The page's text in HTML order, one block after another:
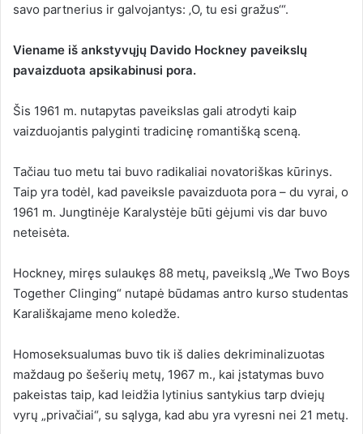
savo partnerius ir galvojantys: ‚O, tu esi gražus‘“.
Viename iš ankstyvųjų Davido Hockney paveikslų
pavaizduota apsikabinusi pora.
Šis 1961 m. nutapytas paveikslas gali atrodyti kaip
vaizduojantis palyginti tradicinę romantišką sceną.
Tačiau tuo metu tai buvo radikaliai novatoriškas kūrinys.
Taip yra todėl, kad paveiksle pavaizduota pora – du vyrai, o
1961 m. Jungtinėje Karalystėje būti gėjumi vis dar buvo
neteisėta.
Hockney, miręs sulaukęs 88 metų, paveikslą „We Two Boys
Together Clinging“ nutapė būdamas antro kurso studentas
Karališkajame meno koledže.
Homoseksualumas buvo tik iš dalies dekriminalizuotas
maždaug po šešerių metų, 1967 m., kai įstatymas buvo
pakeistas taip, kad leidžia lytinius santykius tarp dviejų
vyrų „privačiai“, su sąlyga, kad abu yra vyresni nei 21 metų.